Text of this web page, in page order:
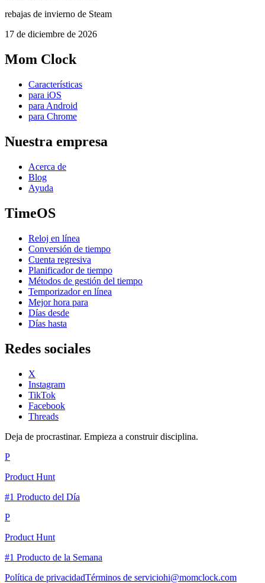
rebajas de invierno de Steam
17 de diciembre de 2026
Mom Clock
Características
para iOS
para Android
para Chrome
Nuestra empresa
Acerca de
Blog
Ayuda
TimeOS
Reloj en línea
Conversión de tiempo
Cuenta regresiva
Planificador de tiempo
Métodos de gestión del tiempo
Temporizador en línea
Mejor hora para
Días desde
Días hasta
Redes sociales
X
Instagram
TikTok
Facebook
Threads
Deja de procrastinar. Empieza a construir disciplina.
P
Product Hunt
#1 Producto del Día
P
Product Hunt
#1 Producto de la Semana
Política de privacidadTérminos de serviciohi@momclock.com